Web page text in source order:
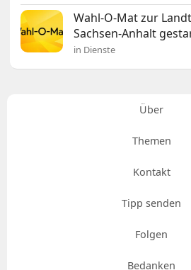
Wahl-O-Mat zur
Sachsen-Anhalt
in Dienste
Über
Themen
Kontakt
Tipp senden
Folgen
Bedanken